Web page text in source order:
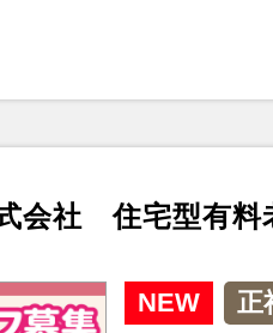
会社 住宅型有料
NEW 正